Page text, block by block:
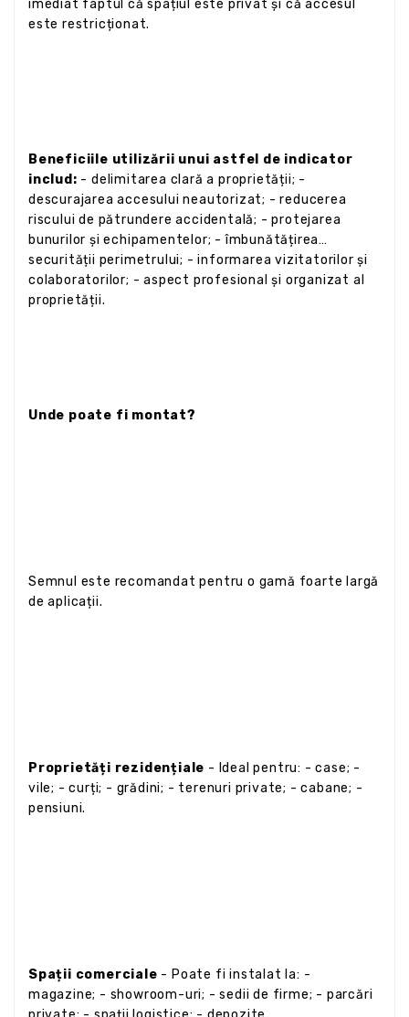
imediat faptul că spațiul este privat și că accesul
este restricționat.
Beneficiile utilizării unui astfel de indicator
includ: - delimitarea clară a proprietății; -
descurajarea accesului neautorizat; - reducerea
riscului de pătrundere accidentală; - protejarea
bunurilor și echipamentelor; - îmbunătățirea
securității perimetrului; - informarea vizitatorilor și
colaboratorilor; - aspect profesional și organizat al
proprietății.
Unde poate fi montat?
Semnul este recomandat pentru o gamă foarte largă
de aplicații.
Proprietăți rezidențiale - Ideal pentru: - case; -
vile; - curți; - grădini; - terenuri private; - cabane; -
pensiuni.
Spații comerciale - Poate fi instalat la: -
magazine; - showroom-uri; - sedii de firme; - parcări